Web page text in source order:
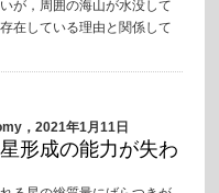
が，周囲の海山が水没して
在している理由と関係して
，2021年1月11日
形成の能力が失わ